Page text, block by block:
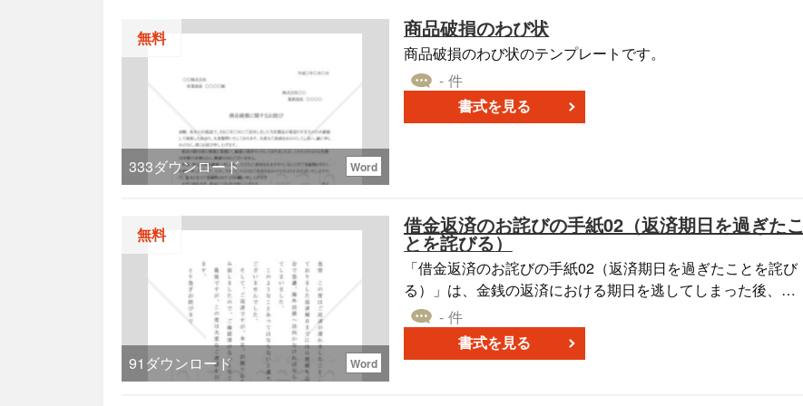
無料
333ダウンロード Word
商品破損のわび状
商品破損のわび状のテンプレートです。
- 件
書式を見る
無料
91 ダウンロード Word
借金返済のお詫びの手紙02（返済期日を過ぎたこ
とを詫びる）
「借金返済のお詫びの手紙02（返済期日を過ぎたことを詫び
る）」は、金銭の返済における期日を逃してしまった後、そ
の事実を認め、謝罪するための文例です。期日を忘れたり、
他の理由で遅延してしまった場合に、迅速に状況を明確に伝
えるために使用されるものです。適切に謝罪し、今後の返済
- 件
書式を見る